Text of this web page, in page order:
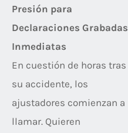
Presión para
Declaraciones Grabadas
Inmediatas
En cuestión de horas tras
su accidente, los
ajustadores comienzan a
llamar. Quieren